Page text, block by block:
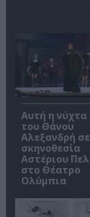
Αυτή η νύχτα
του Θάνου
Αλεξανδρή σε
σκηνοθεσία
Αστέριου
στο Θέατρο
Ολύμπια